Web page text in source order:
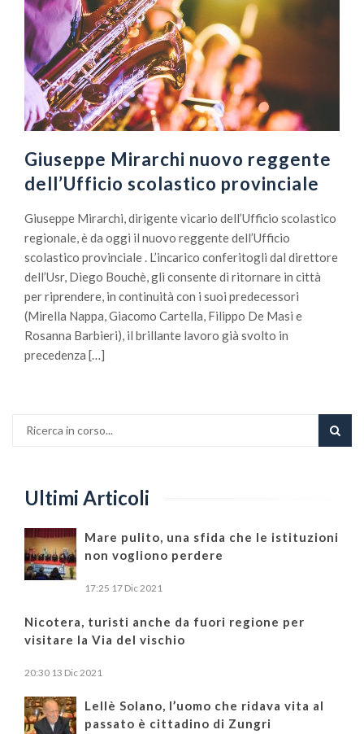
Giuseppe Mirarchi nuovo reggente
dell’Ufficio scolastico provinciale
Giuseppe Mirarchi, dirigente vicario dell’Ufficio scolastico
regionale, è da oggi il nuovo reggente dell’Ufficio
scolastico provinciale . L’incarico conferitogli dal direttore
dell’Usr, Diego Bouchè, gli consente di ritornare in città
per riprendere, in continuità con i suoi predecessori
(Mirella Nappa, Giacomo Cartella, Filippo De Masi e
Rosanna Barbieri), il brillante lavoro già svolto in
precedenza […]
Ultimi Articoli
Mare pulito, una sfida che le istituzioni
non vogliono perdere
17:25 17 Dic 2021
Nicotera, turisti anche da fuori regione per
visitare la Via del vischio
20:30 13 Dic 2021
Lellè Solano, l’uomo che ridava vita al
passato è cittadino di Zungri